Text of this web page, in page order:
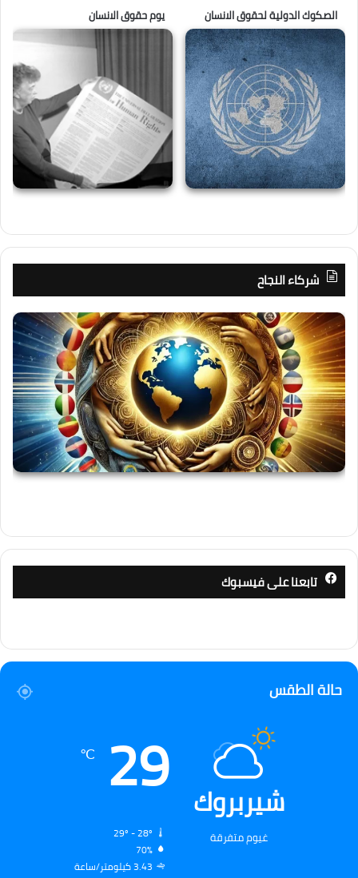
الصكوك الدولية لحقوق الانسان يوم حقوق الانسان
شركاء النجاح
تابعنا على فيسبوك
حالة الطقس
شيربروك
غيوم متفرقة
29
℃
70%
3.43 كيلومتر/ساعة